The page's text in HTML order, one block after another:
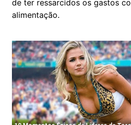
de ter ressarcidos os gastos
alimentação.